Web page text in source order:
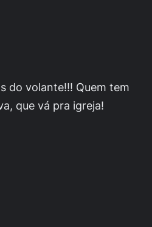
do volante!!! Quem tem
que vá pra igreja!